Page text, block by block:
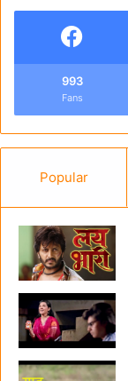
993
Fans
Popular